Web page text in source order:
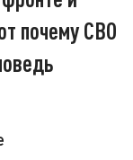
почему СВО